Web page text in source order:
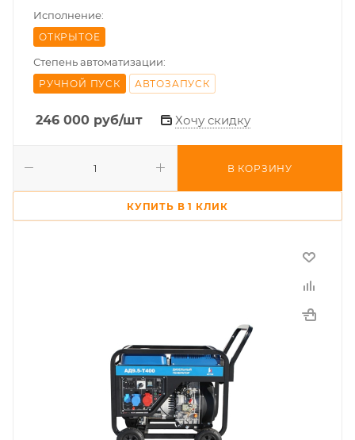
Исполнение:
ОТКРЫТОЕ
Степень автоматизации:
РУЧНОЙ ПУСК АВТОЗАПУСК
246 000 руб/шт Хочу скидку
В КОРЗИНУ
КУПИТЬ В 1 КЛИК